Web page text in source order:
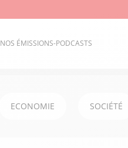
NOS ÉMISSIONS-PODCASTS
ECONOMIE SOCIÉTÉ